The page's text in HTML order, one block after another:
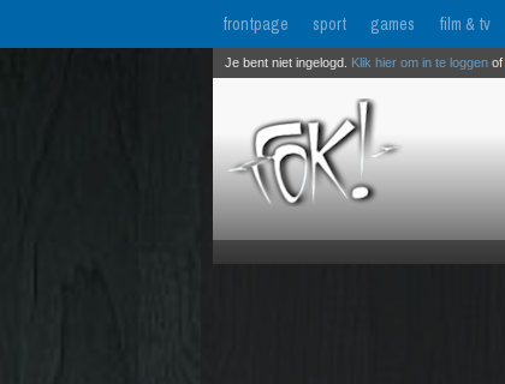
frontpage sport games film & tv
Je bent niet ingelogd. Klik hier om in te loggen of